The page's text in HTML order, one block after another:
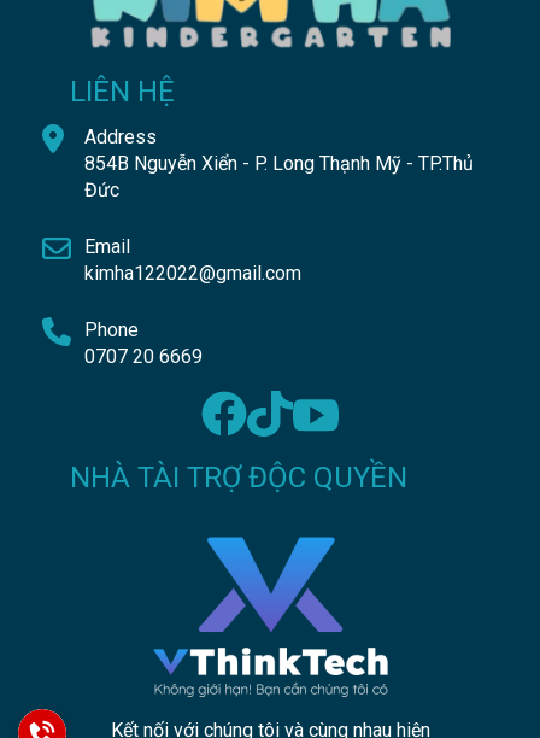
LIÊN HỆ
Address
854B Nguyễn Xiển - P. Long Thạnh Mỹ - TP.Thủ
Đức
Email
kimha122022@gmail.com
Phone
0707 20 6669
NHÀ TÀI TRỢ ĐỘC QUYỀN
Kết nối với chúng tôi và cùng nhau hiện